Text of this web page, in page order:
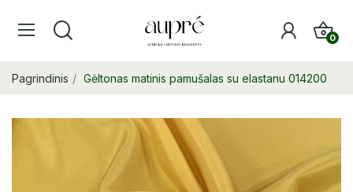
0
Pagrindinis Gėltonas matinis pamušalas su elastanu 014200